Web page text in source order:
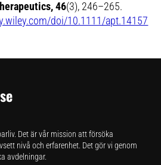
46(3), 246–265.
doi/10.1111/apt.14157
Det är vår mission att försöka
nivå och erfarenhet. Det gör vi genom
avdelningar.